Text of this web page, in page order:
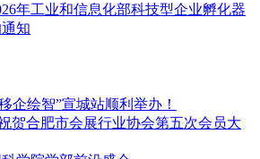
年工业和信息化部科技型企业孵化器
知
企绘智”宣城站顺利举办！
贺合肥市会展行业协会第五次会员大